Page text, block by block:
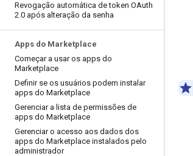
Revogação automática de token OAuth
2.0 após alteração da senha
Apps do Marketplace
Começar a usar os apps do
Marketplace
Definir se os usuários podem instalar
apps do Marketplace
Gerenciar a lista de permissões de
apps do Marketplace
Gerenciar o acesso aos dados dos
apps do Marketplace instalados pelo
administrador